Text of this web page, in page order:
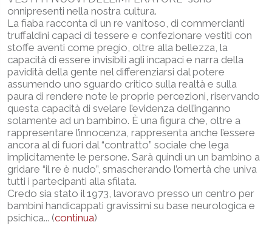
onnipresenti nella nostra cultura.
La fiaba racconta di un re vanitoso, di commercianti
truffaldini capaci di tessere e confezionare vestiti con
stoffe aventi come pregio, oltre alla bellezza, la
capacità di essere invisibili agli incapaci e narra della
pavidità della gente nel differenziarsi dal potere
assumendo uno sguardo critico sulla realtà e sulla
paura di rendere note le proprie percezioni, riservando
questa capacità di svelare l’evidenza dell’inganno
solamente ad un bambino. È una figura che, oltre a
rappresentare l’innocenza, rappresenta anche l’essere
ancora al di fuori dal “contratto” sociale che lega
implicitamente le persone. Sarà quindi un un bambino a
gridare “il re è nudo”, smascherando l’omertà che univa
tutti i partecipanti alla sfilata.
Credo sia stato il 1973, lavoravo presso un centro per
bambini handicappati gravissimi su base neurologica e
psichica... (continua)